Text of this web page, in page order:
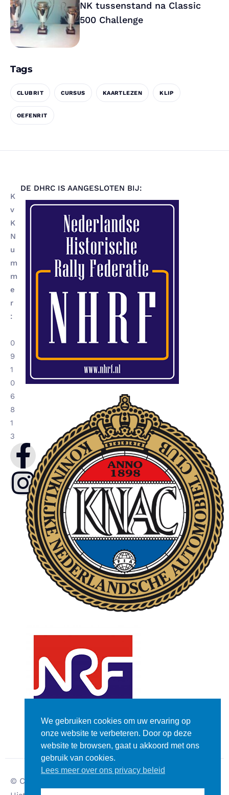
NK tussenstand na Classic
500 Challenge
Tags
CLUBRIT CURSUS KAARTLEZEN KLIP
OEFENRIT
K
v
K
N
u
m
m
e
r
:
0
9
1
0
6
8
1
3
DE DHRC IS AANGESLOTEN BIJ:
© Copyright – Dutch
We gebruiken cookies om uw ervaring op
onze website te verbeteren. Door op deze
website te browsen, gaat u akkoord met ons
gebruik van cookies.
Lees meer over ons privacy beleid